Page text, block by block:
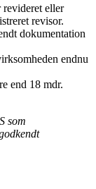
revideret eller
revisor.
dokumentation
endnu
end 18 mdr.
som